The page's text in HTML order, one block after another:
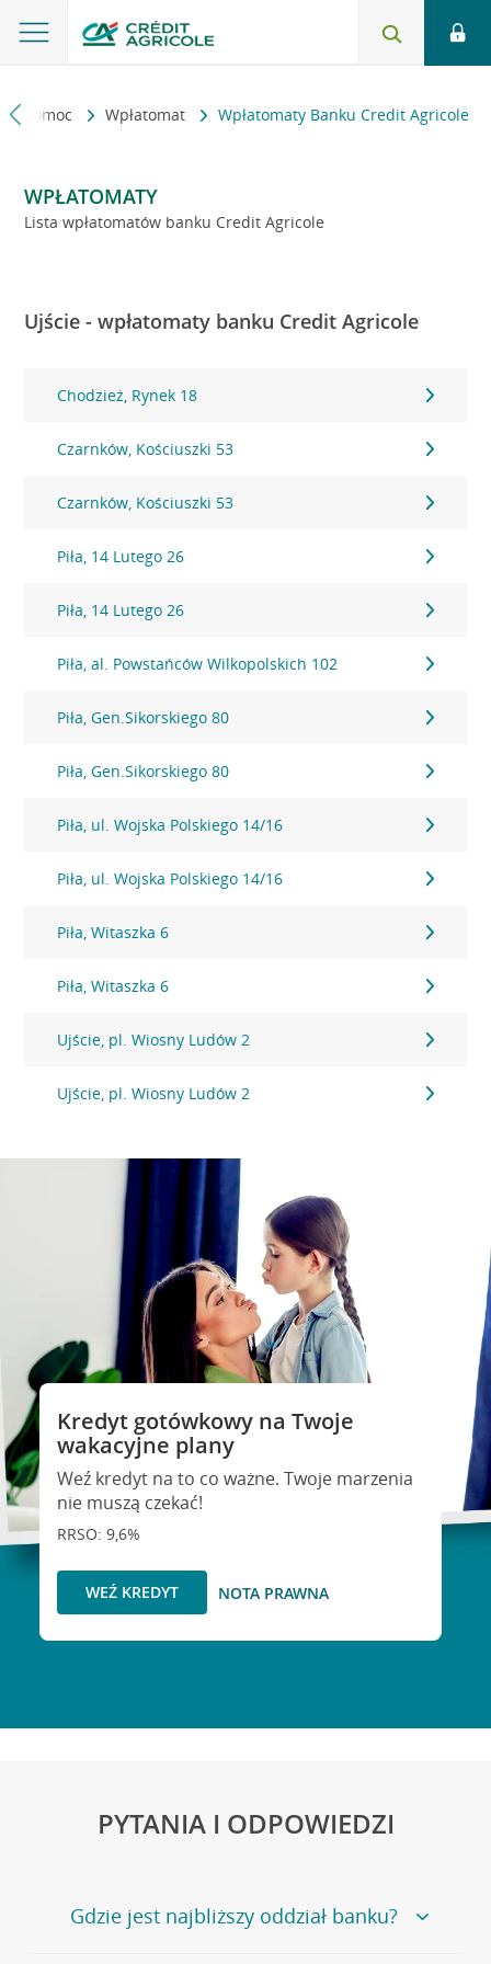
i pomoc Wpłatomat Wpłatomaty Banku Credit Agricole
WPŁATOMATY
Lista wpłatomatów banku Credit Agricole
Ujście - wpłatomaty banku Credit Agricole
Chodzież, Rynek 18
Czarnków, Kościuszki 53
Czarnków, Kościuszki 53
Piła, 14 Lutego 26
Piła, 14 Lutego 26
Piła, al. Powstańców Wilkopolskich 102
Piła, Gen.Sikorskiego 80
Piła, Gen.Sikorskiego 80
Piła, ul. Wojska Polskiego 14/16
Piła, ul. Wojska Polskiego 14/16
Piła, Witaszka 6
Piła, Witaszka 6
Ujście, pl. Wiosny Ludów 2
Ujście, pl. Wiosny Ludów 2
Kredyt gotówkowy na Twoje
wakacyjne plany
Weź kredyt na to co ważne. Twoje marzenia
nie muszą czekać!
RRSO: 9,6%
WEŹ KREDYT NOTA PRAWNA
PYTANIA I ODPOWIEDZI
Gdzie jest najbliższy oddział banku?